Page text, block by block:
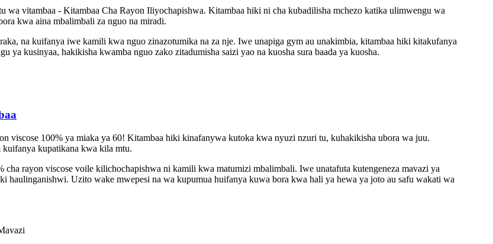
wa vitambaa - Kitambaa Cha Rayon Iliyochapishwa. Kitambaa hiki ni cha kubadilisha mchezo katika ulimwengu wa
kwa aina mbalimbali za nguo na miradi.
na kuifanya iwe kamili kwa nguo zinazotumika na za nje. Iwe unapiga gym au unakimbia, kitambaa hiki kitakufanya
ya kusinyaa, hakikisha kwamba nguo zako zitadumisha saizi yao na kuosha sura baada ya kuosha.
viscose 100% ya miaka ya 60! Kitambaa hiki kinafanywa kutoka kwa nyuzi nzuri tu, kuhakikisha ubora wa juu.
kupatikana kwa kila mtu.
rayon viscose voile kilichochapishwa ni kamili kwa matumizi mbalimbali. Iwe unatafuta kutengeneza mavazi ya
haulinganishwi. Uzito wake mwepesi na wa kupumua huifanya kuwa bora kwa hali ya hewa ya joto au safu wakati wa